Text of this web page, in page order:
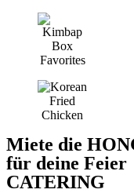
Miete die
für deine Feier
CATERING